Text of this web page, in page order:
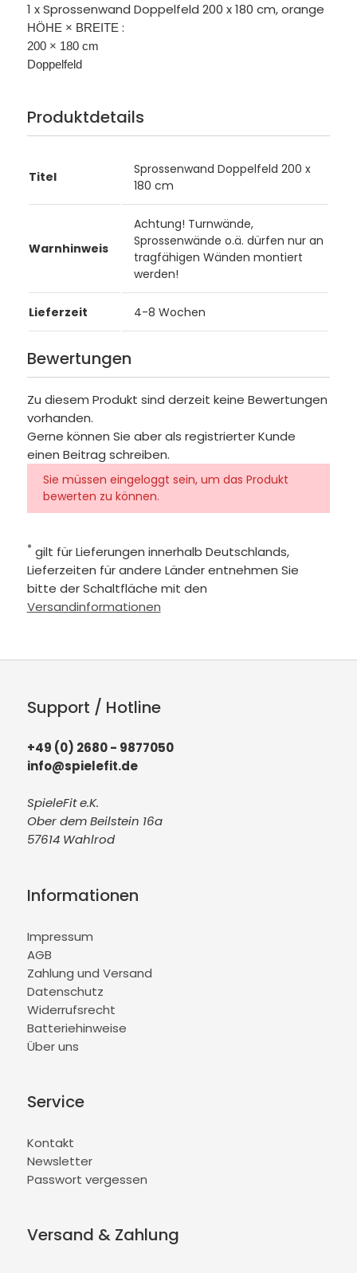
1 x Sprossenwand Doppelfeld 200 x 180 cm, orange
HÖHE × BREITE:
200 × 180 cm
Doppelfeld
Produktdetails
Titel
Sprossenwand Doppelfeld 200 x
180 cm
Warnhinweis
Achtung! Turnwände,
Sprossenwände o.ä. dürfen nur an
tragfähigen Wänden montiert
werden!
Lieferzeit 4-8 Wochen
Bewertungen
Zu diesem Produkt sind derzeit keine Bewertungen
vorhanden.
Gerne können Sie aber als registrierter Kunde
einen Beitrag schreiben.
Sie müssen eingeloggt sein, um das Produkt
bewerten zu können.
* gilt für Lieferungen innerhalb Deutschlands,
Lieferzeiten für andere Länder entnehmen Sie
bitte der Schaltfläche mit den
Versandinformationen
Support / Hotline
+49 (0) 2680 - 9877050
info@spielefit.de
SpieleFit e.K.
Ober dem Beilstein 16a
57614 Wahlrod
Informationen
Impressum
AGB
Zahlung und Versand
Datenschutz
Widerrufsrecht
Batteriehinweise
Über uns
Service
Kontakt
Newsletter
Passwort vergessen
Versand & Zahlung